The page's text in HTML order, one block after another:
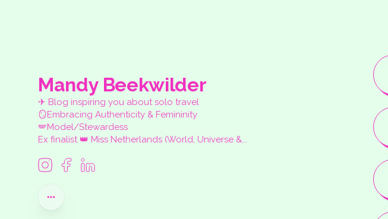
Mandy Beekwilder
✈︎ Blog inspiring you about solo travel
🪞Embracing Authenticity & Femininity
🪽Model/Stewardess
Ex finalist 👑 Miss Netherlands (World, Universe &...